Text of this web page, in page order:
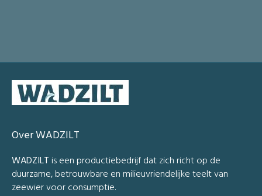
Over WADZILT
WADZILTis een productiebedrijf dat zich richt op de
duurzame, betrouwbare en milieuvriendelijke teelt van
zeewier voor consumptie.